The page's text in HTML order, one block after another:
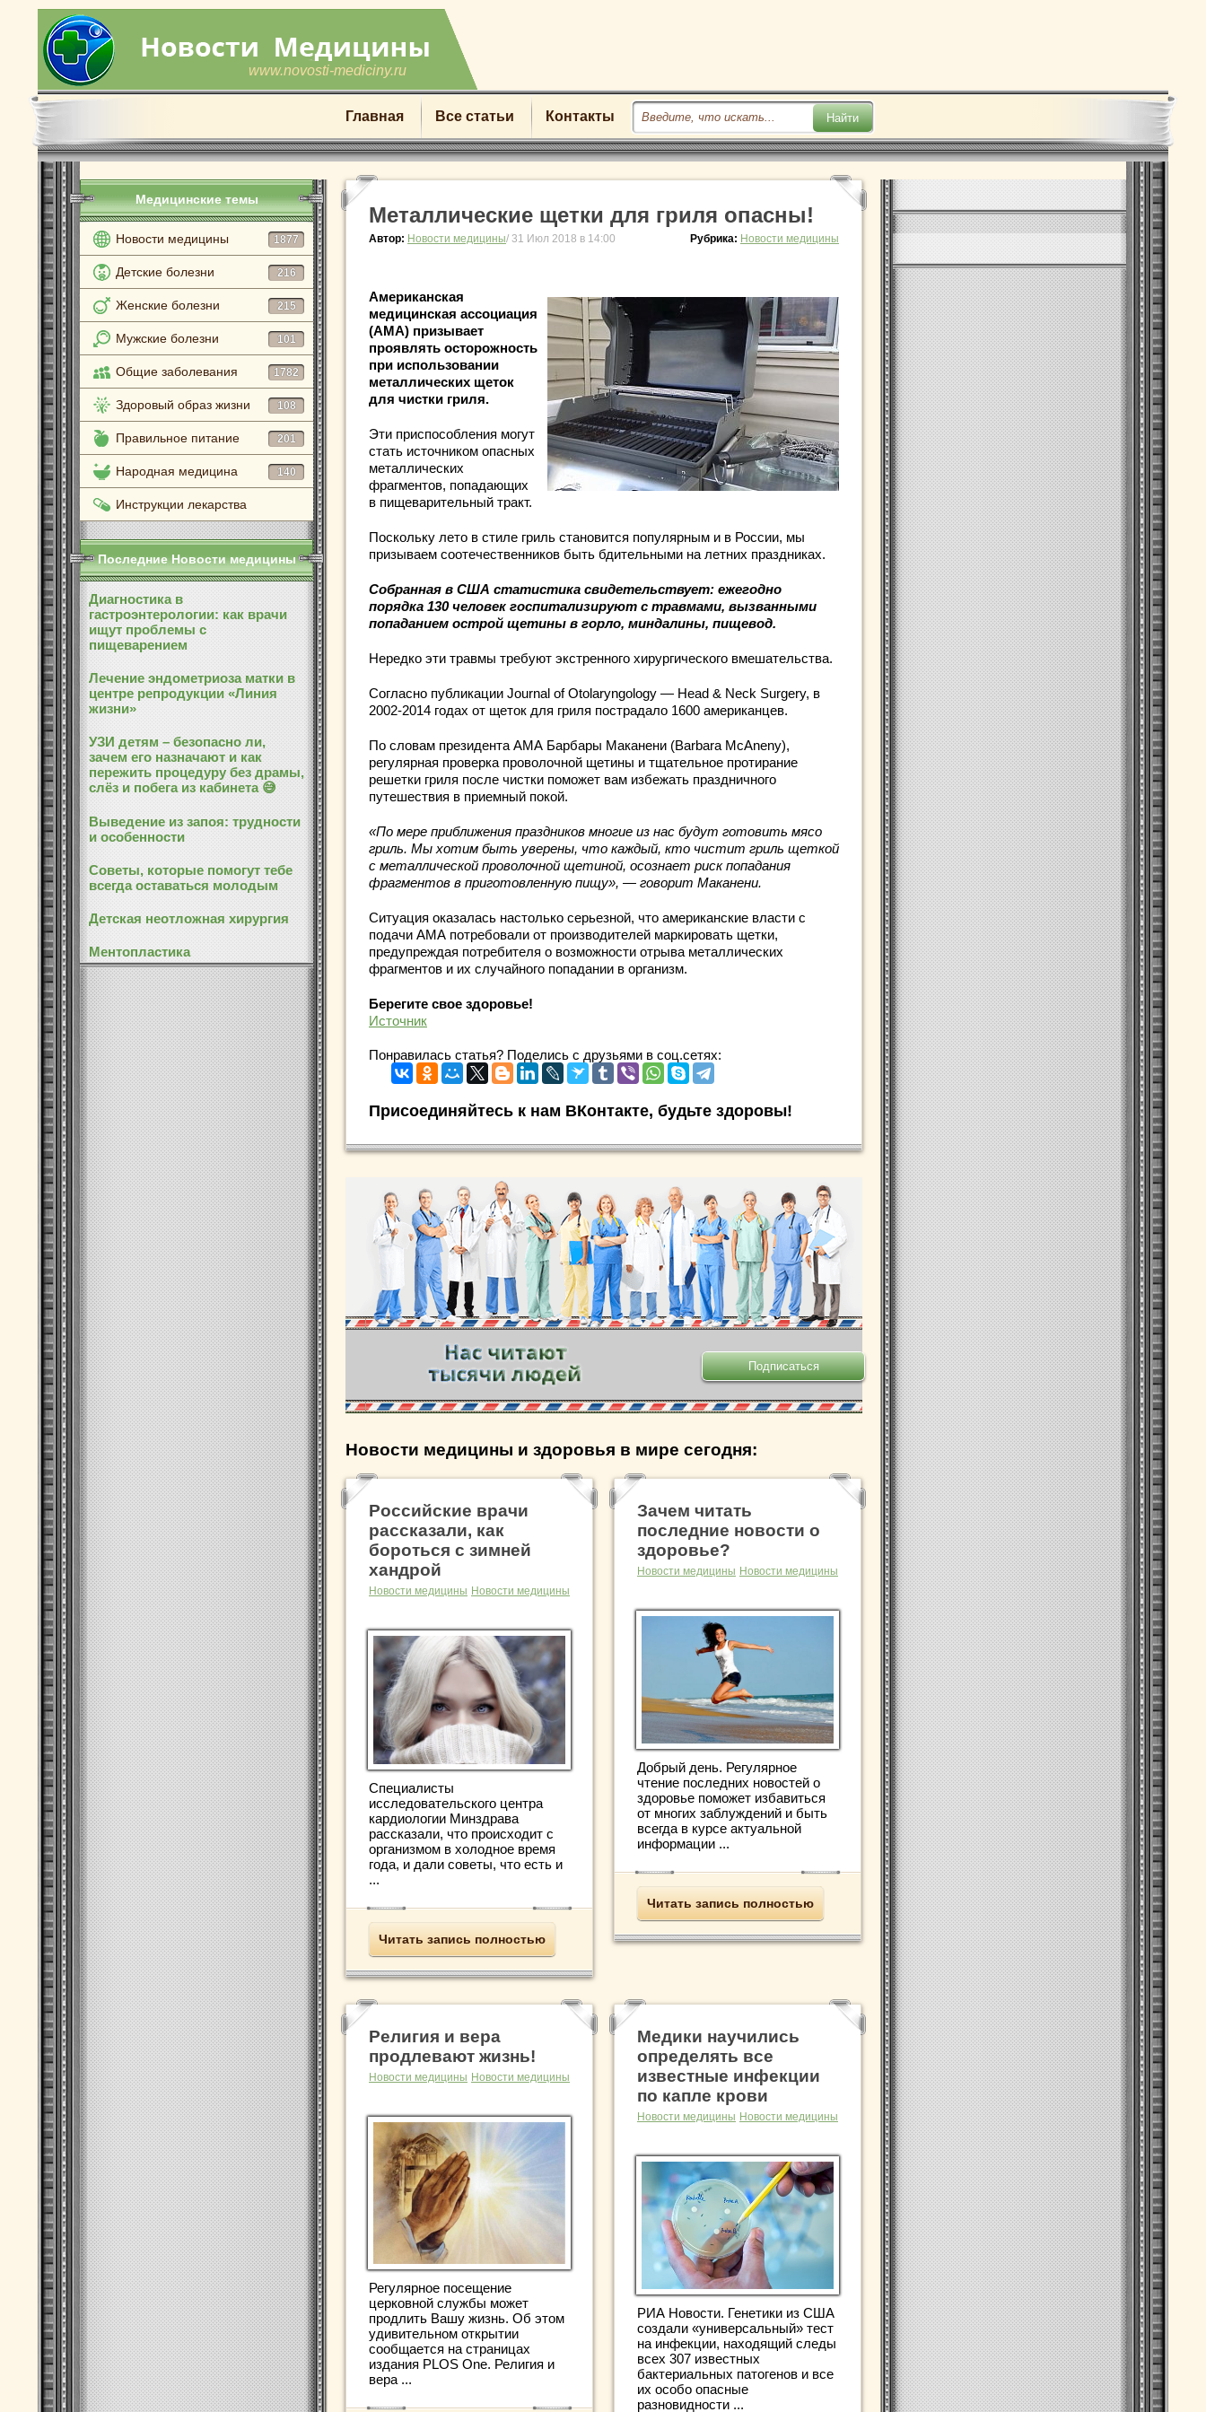
www.novosti-mediciny.ru
Главная Все статьи Контакты
Медицинские темы
Новости медицины 1877
Детские болезни 216
Женские болезни 215
Мужские болезни 101
Общие заболевания 1782
Здоровый образ жизни 108
Правильное питание 201
Народная медицина 140
Инструкции лекарства
Последние Новости медицины
Диагностика в
гастроэнтерологии: как врачи
ищут проблемы с
пищеварением
Лечение эндометриоза матки в
центре репродукции «Линия
жизни»
УЗИ детям – безопасно ли,
зачем его назначают и как
пережить процедуру без драмы,
слёз и побега из кабинета 😅
Выведение из запоя: трудности
и особенности
Советы, которые помогут тебе
всегда оставаться молодым
Детская неотложная хирургия
Ментопластика
Металлические щетки для гриля опасны!
Автор: Новости медицины/ 31 Июл 2018 в 14:00 Рубрика: Новости медицины
Американская
медицинская ассоциация
(AMA) призывает
проявлять осторожность
при использовании
металлических щеток
для чистки гриля.
Эти приспособления могут
стать источником опасных
металлических
фрагментов, попадающих
в пищеварительный тракт.
Поскольку лето в стиле гриль становится популярным и в России, мы
призываем соотечественников быть бдительными на летних праздниках.
Собранная в США статистика свидетельствует: ежегодно
порядка 130 человек госпитализируют с травмами, вызванными
попаданием острой щетины в горло, миндалины, пищевод.
Нередко эти травмы требуют экстренного хирургического вмешательства.
Согласно публикации Journal of Otolaryngology — Head & Neck Surgery, в
2002-2014 годах от щеток для гриля пострадало 1600 американцев.
По словам президента АМА Барбары Маканени (Barbara McAneny),
регулярная проверка проволочной щетины и тщательное протирание
решетки гриля после чистки поможет вам избежать праздничного
путешествия в приемный покой.
«По мере приближения праздников многие из нас будут готовить мясо
гриль. Мы хотим быть уверены, что каждый, кто чистит гриль щеткой
с металлической проволочной щетиной, осознает риск попадания
фрагментов в приготовленную пищу», — говорит Маканени.
Ситуация оказалась настолько серьезной, что американские власти с
подачи АМА потребовали от производителей маркировать щетки,
предупреждая потребителя о возможности отрыва металлических
фрагментов и их случайного попадании в организм.
Берегите свое здоровье!
Источник
Понравилась статья? Поделись с друзьями в соц.сетях:
Присоединяйтесь к нам ВКонтакте, будьте здоровы!
.
Новости медицины и здоровья в мире сегодня:
Российские врачи
рассказали, как
бороться с зимней
хандрой
Новости медицины Новости медицины
Специалисты
исследовательского центра
кардиологии Минздрава
рассказали, что происходит с
организмом в холодное время
года, и дали советы, что есть и
...
Читать запись полностью
Зачем читать
последние новости о
здоровье?
Новости медицины Новости медицины
Добрый день. Регулярное
чтение последних новостей о
здоровье поможет избавиться
от многих заблуждений и быть
всегда в курсе актуальной
информации ...
Читать запись полностью
Религия и вера
продлевают жизнь!
Новости медицины Новости медицины
Регулярное посещение
церковной службы может
продлить Вашу жизнь. Об этом
удивительном открытии
сообщается на страницах
издания PLOS One. Религия и
вера ...
Медики научились
определять все
известные инфекции
по капле крови
Новости медицины Новости медицины
РИА Новости. Генетики из США
создали «универсальный» тест
на инфекции, находящий следы
всех 307 известных
бактериальных патогенов и все
их особо опасные
разновидности ...